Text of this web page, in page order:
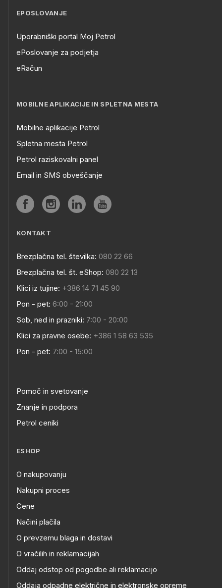
EPOSLOVANJE
Uporabniški portal Moj Petrol
ePoslovanje za podjetja
eRačun
MOBILNE APLIKACIJE IN SPLETNA MESTA
Mobilne aplikacije Petrol
Spletna mesta Petrol
Petrol raziskovalni panel
Email in SMS obveščanje
KONTAKT
Brezplačna tel. številka: 080 22 66
Brezplačna tel. št. eShop: 080 22 13
Klici iz tujine: +386 14 71 45 90
Pon - pet: 6:00 - 21:00
Sob, ned in prazniki: 7:00 - 20:00
Klici za pravne osebe: +386 1 58 63 535
Pon - pet: 7:00 - 15:00
Pomoč in svetovanje
Znanje in podpora
Petrol ceniki
ESHOP
O nakupovanju
Nakupni proces
Cene
Načini plačila
O prevzemu blaga in dostavi
O vračilih in reklamacijah
Oddaj odstop od pogodbe ali reklamacijo
Oddaja odpadne električne in elektronske opreme